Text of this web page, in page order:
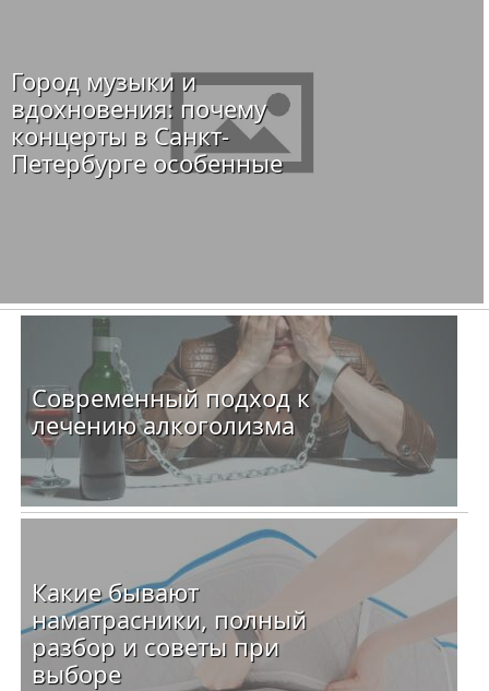
Город музыки и
вдохновения: почему
концерты в Санкт-
Петербурге особенные
Современный подход к
лечению алкоголизма
Какие бывают
наматрасники, полный
разбор и советы при
выборе